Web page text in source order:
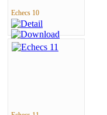
Echecs 10